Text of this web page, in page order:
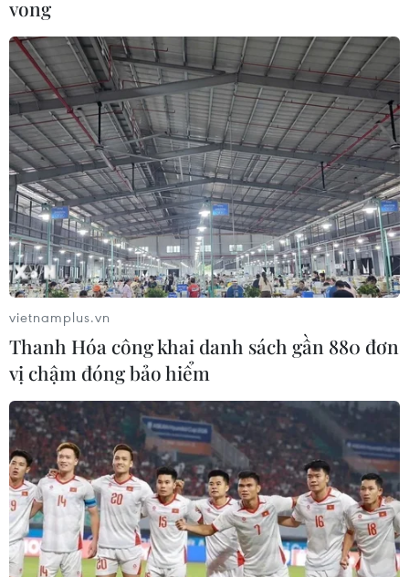
Hiện tượng El Nino có thể xuất hiện vào
nửa cuối năm nay
17/05/2017 09:06
Tổng hợp các kết quả dự báo của các mô hình khí
tượng thủy văn của các nước, nhất là trong khu vực
châu Á, El Nino (hiện tượng nước biển nóng lên) xuất
hiện vào nửa cuối năm nay.
Miền Trung nắng nóng kéo dài hai ngày
vong
vietnamplus.vn
Thanh Hóa công khai danh sách gần 880 đơn
vị chậm đóng bảo hiểm